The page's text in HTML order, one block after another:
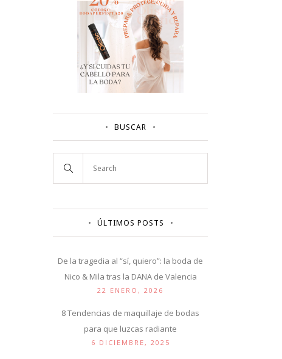
BUSCAR
ÚLTIMOS POSTS
De la tragedia al “sí, quiero”: la boda de
Nico & Mila tras la DANA de Valencia
22 ENERO, 2026
8 Tendencias de maquillaje de bodas
para que luzcas radiante
6 DICIEMBRE, 2025